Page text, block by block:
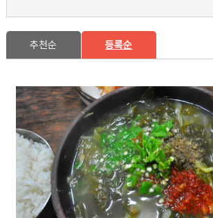
추천순 등록순